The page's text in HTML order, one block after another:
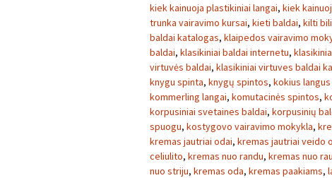
kiek kainuoja plastikiniai langai, kiek
trunka vairavimo kursai, kieti baldai, kilti
baldai katalogas, klaipedos vairavimo
baldai, klasikiniai baldai internetu,
virtuvės baldai, klasikiniai virtuves baldai
knygu spinta, knygų spintos, kokius
kommerling langai, komutacinės spintos,
korpusiniai svetaines baldai, korpusinių
spuogu, kostygovo vairavimo mokykla,
kremas jautriai odai, kremas jautriai veido
celiulito, kremas nuo randu, kremas nuo
nuo striju, kremas oda, kremas paakiams,